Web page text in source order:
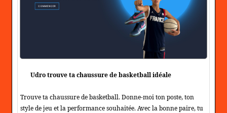
Udro trouve ta chaussure de basketball idéale
Trouve ta chaussure de basketball. Donne-moi ton poste, ton
style de jeu et la performance souhaitée. Avec la bonne paire, tu